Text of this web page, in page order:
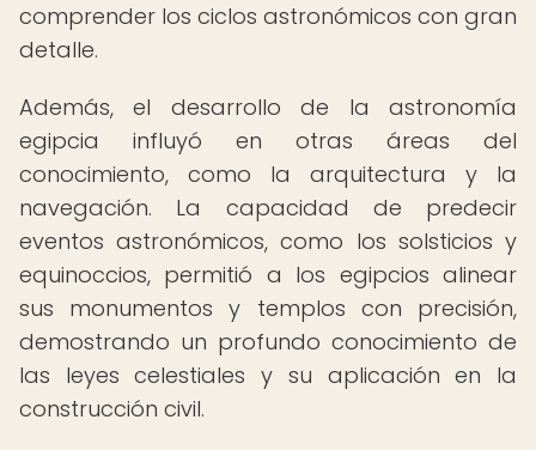
comprender los ciclos astronómicos con gran
detalle.
Además, el desarrollo de la astronomía
egipcia influyó en otras áreas del
conocimiento, como la arquitectura y la
navegación. La capacidad de predecir
eventos astronómicos, como los solsticios y
equinoccios, permitió a los egipcios alinear
sus monumentos y templos con precisión,
demostrando un profundo conocimiento de
las leyes celestiales y su aplicación en la
construcción civil.